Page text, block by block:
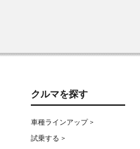
クルマを探す
車種ラインアップ >
試乗する >